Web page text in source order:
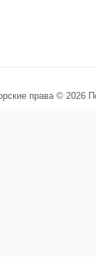
права © 2026